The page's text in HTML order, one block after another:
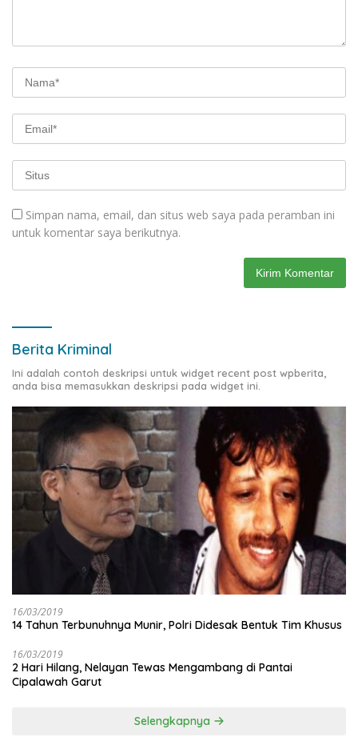
Simpan nama, email, dan situs web saya pada peramban ini
untuk komentar saya berikutnya.
Berita Kriminal
Ini adalah contoh deskripsi untuk widget recent post wpberita,
anda bisa memasukkan deskripsi pada widget ini.
16/03/2019
14 Tahun Terbunuhnya Munir, Polri Didesak Bentuk Tim Khusus
16/03/2019
2 Hari Hilang, Nelayan Tewas Mengambang di Pantai
Cipalawah Garut
Selengkapnya